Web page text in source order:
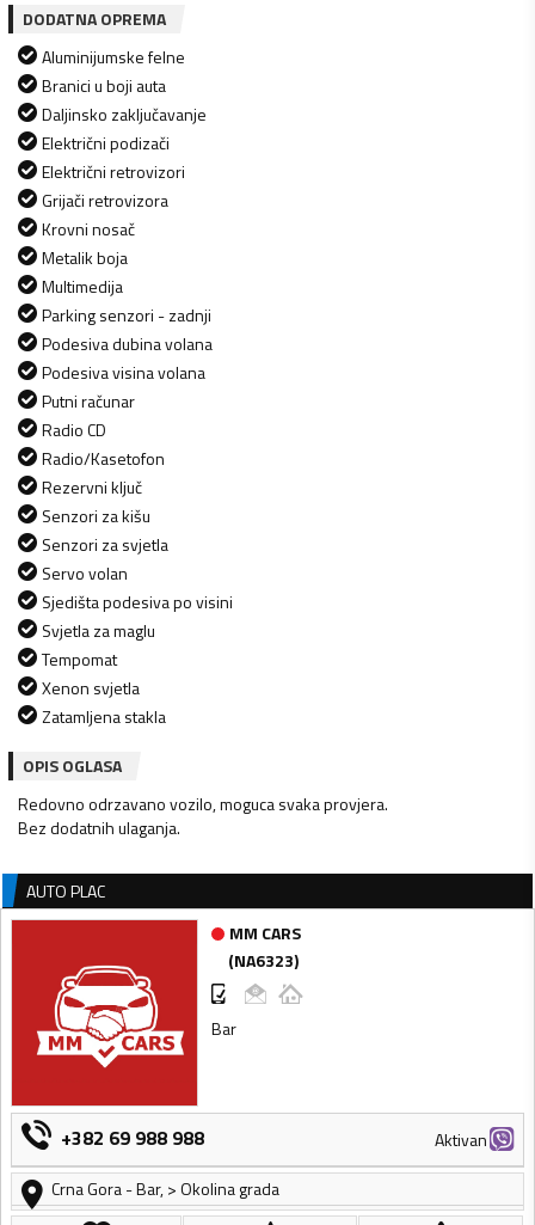
DODATNA OPREMA
Aluminijumske felne
Branici u boji auta
Daljinsko zaključavanje
Električni podizači
Električni retrovizori
Grijači retrovizora
Krovni nosač
Metalik boja
Multimedija
Parking senzori - zadnji
Podesiva dubina volana
Podesiva visina volana
Putni računar
Radio CD
Radio/Kasetofon
Rezervni ključ
Senzori za kišu
Senzori za svjetla
Servo volan
Sjedišta podesiva po visini
Svjetla za maglu
Tempomat
Xenon svjetla
Zatamljena stakla
OPIS OGLASA
Redovno odrzavano vozilo, moguca svaka provjera.
Bez dodatnih ulaganja.
AUTO PLAC
MM CARS
(NA6323)
Bar
+382 69 988 988
Aktivan
Crna Gora-Bar,> Okolina grada